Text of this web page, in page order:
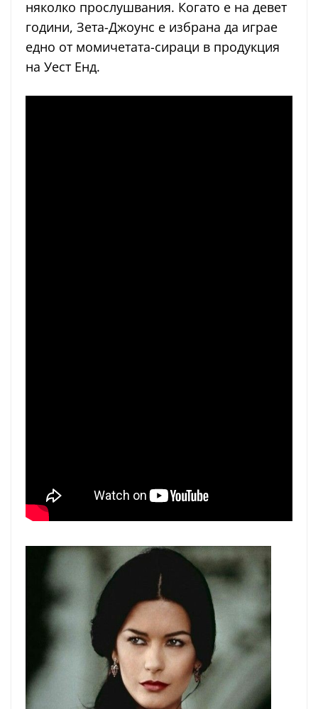
няколко прослушвания. Когато е на девет
години, Зета-Джоунс е избрана да играе
едно от момичетата-сираци в продукция
на Уест Енд.